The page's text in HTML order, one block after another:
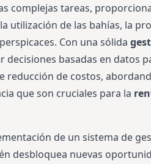
complejas tareas,
utilización de las bahías, la
Con una sólida
basadas en datos
reducción de costos,
que son cruciales para la
de un sistema de
desbloquea nuevas